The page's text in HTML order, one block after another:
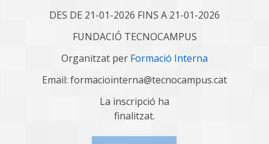
DES DE 21-01-2026 FINS A 21-01-2026
FUNDACIÓ TECNOCAMPUS
Organitzat per Formació Interna
Email: formaciointerna@tecnocampus.cat
La inscripció ha
finalitzat.